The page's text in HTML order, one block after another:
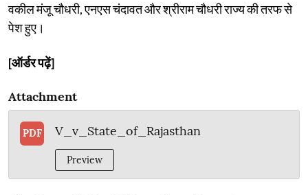
वकील मंजू चौधरी, एनएस चंदावत और श्रीराम चौधरी राज्य की तरफ से
पेश हुए।
[ऑर्डर पढ़ें]
Attachment
PDF V_v_State_of_Rajasthan
Preview